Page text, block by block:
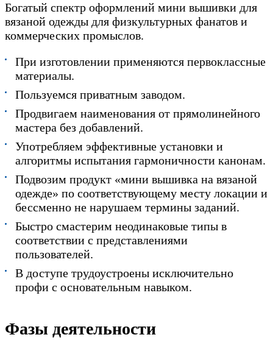
Богатый спектр оформлений мини вышивки для
вязаной одежды для физкультурных фанатов и
коммерческих промыслов.
При изготовлении применяются первоклассные
материалы.
Пользуемся приватным заводом.
Продвигаем наименования от прямолинейного
мастера без добавлений.
Употребляем эффективные установки и
алгоритмы испытания гармоничности канонам.
Подвозим продукт «мини вышивка на вязаной
одежде» по соответствующему месту локации и
бессменно не нарушаем термины заданий.
Быстро смастерим неодинаковые типы в
соответствии с представлениями
пользователей.
В доступе трудоустроены исключительно
профи с основательным навыком.
Фазы деятельности